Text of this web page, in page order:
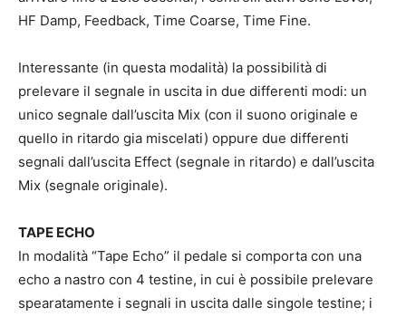
HF Damp, Feedback, Time Coarse, Time Fine.
Interessante (in questa modalità) la possibilità di
prelevare il segnale in uscita in due differenti modi: un
unico segnale dall’uscita Mix (con il suono originale e
quello in ritardo gia miscelati) oppure due differenti
segnali dall’uscita Effect (segnale in ritardo) e dall’uscita
Mix (segnale originale).
TAPE ECHO
In modalità “Tape Echo” il pedale si comporta con una
echo a nastro con 4 testine, in cui è possibile prelevare
spearatamente i segnali in uscita dalle singole testine; i